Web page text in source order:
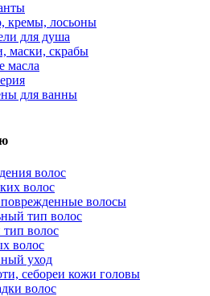
кремы, лосьоны
для душа
маски, скрабы
масла
для ванны
волос
волос
волосы
тип волос
волос
волос
уход
себореи кожи головы
волос